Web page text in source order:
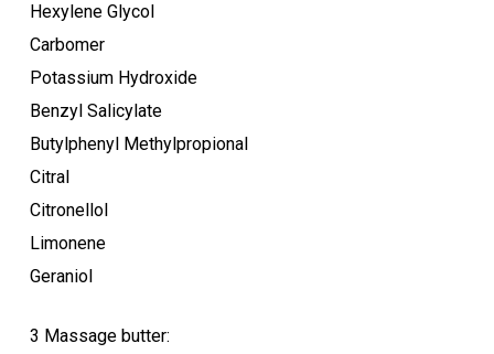
Hexylene Glycol
Carbomer
Potassium Hydroxide
Benzyl Salicylate
Butylphenyl Methylpropional
Citral
Citronellol
Limonene
Geraniol
3 Massage butter: